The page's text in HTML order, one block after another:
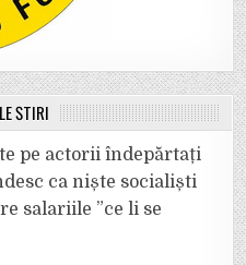
ȘTIRI
pe actorii îndepărtați
ca niște socialiști
salariile ”ce li se